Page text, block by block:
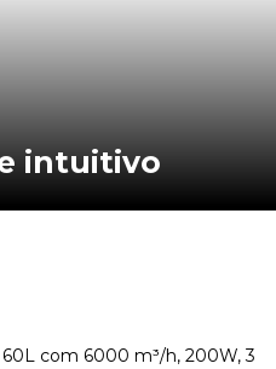
e intuitivo
com 6000 m³/h, 200W, 3